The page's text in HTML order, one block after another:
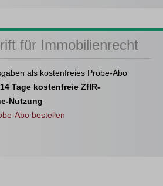
für Immobilienrecht
als kostenfreies Probe-Abo
Tage kostenfreie ZfIR-
Nutzung
Abo bestellen